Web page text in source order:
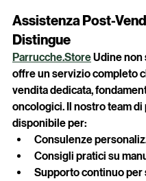
Assistenza Post-
Distingue
Parrucche.Store Udine non
offre un servizio completo
vendita dedicata,
oncologici. Il nostro team
disponibile per:
Consulenze
Consigli pratici su